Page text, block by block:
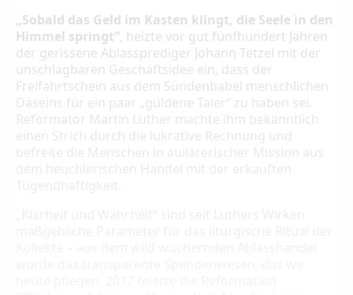
„Sobald das Geld im Kasten klingt, die Seele in den
Himmel springt“, heizte vor gut fünfhundert Jahren
der gerissene Ablassprediger Johann Tetzel mit der
unschlagbaren Geschäftsidee ein, dass der
Freifahrtschein aus dem Sündenbabel menschlichen
Daseins für ein paar „güldene Taler“ zu haben sei.
Reformator Martin Luther machte ihm bekanntlich
einen Strich durch die lukrative Rechnung und